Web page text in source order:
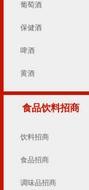
葡萄酒
保健酒
啤酒
黄酒
食品饮料招商
饮料招商
食品招商
调味品招商